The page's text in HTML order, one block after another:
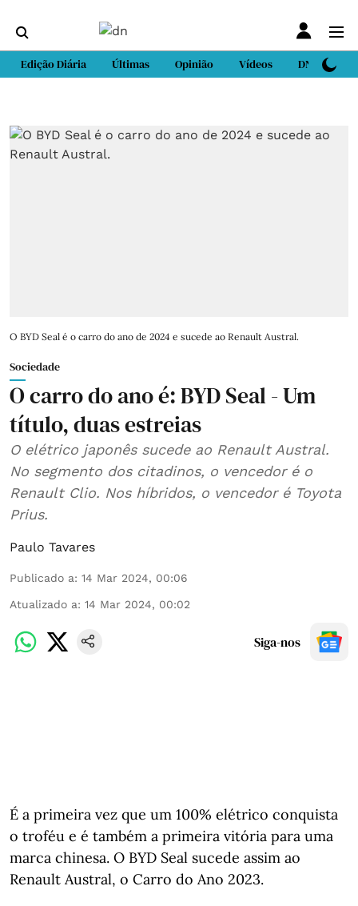
Edição Diária Últimas Opinião Vídeos DN Sport
O BYD Seal é o carro do ano de 2024 e sucede ao Renault Austral.
Sociedade
O carro do ano é: BYD Seal - Um
título, duas estreias
O elétrico japonês sucede ao Renault Austral.
No segmento dos citadinos, o vencedor é o
Renault Clio. Nos híbridos, o vencedor é Toyota
Prius.
Paulo Tavares
Publicado a: 14 Mar 2024, 00:06
Atualizado a: 14 Mar 2024, 00:02
Siga-nos
É a primeira vez que um 100% elétrico conquista
o troféu e é também a primeira vitória para uma
marca chinesa. O BYD Seal sucede assim ao
Renault Austral, o Carro do Ano 2023.